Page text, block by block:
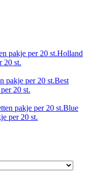
Holland
20 st.
Best
20 st.
Blue
per 20 st.